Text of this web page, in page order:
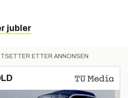
jubler
ETTER ANNONSEN